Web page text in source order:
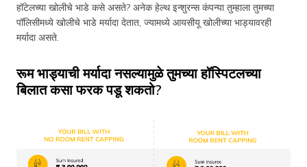
हॉटेलच्या खोलीचे भाडे कसे असते? अनेक हेल्थ इन्शुरन्स कंपन्या तुम्हाला तुमच्या
पॉलिसीमध्ये खोलीचे भाडे मर्यादा देतात, ज्यामध्ये आयसीयू खोलीच्या भाड्यावरही
मर्यादा असते.
रूम भाड्याची मर्यादा नसल्यामुळे तुमच्या हॉस्पिटलच्या
बिलात कसा फरक पडू शकतो?